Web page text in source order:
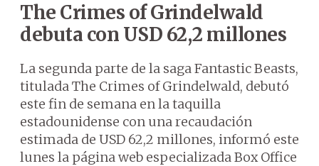
The Crimes of Grindelwald
debuta con USD 62,2 millones
La segunda parte de la saga Fantastic Beasts,
titulada The Crimes of Grindelwald, debutó
este fin de semana en la taquilla
estadounidense con una recaudación
estimada de USD 62,2 millones, informó este
lunes la página web especializada Box Office